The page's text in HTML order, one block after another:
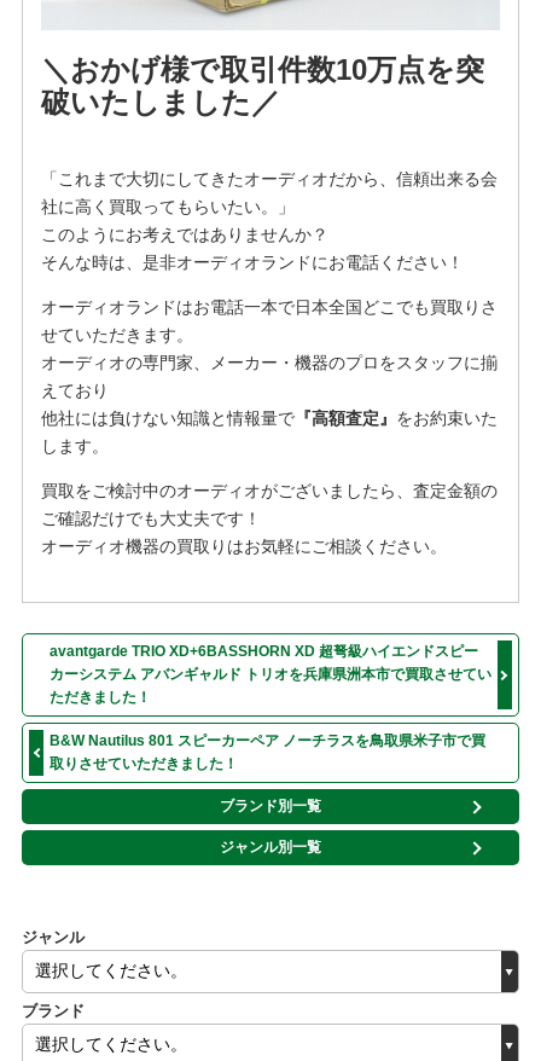
ジャンル
ブランド
＼おかげ様で取引件数10万点を突
破いたしました／
「これまで大切にしてきたオーディオだから、信頼出来る会
社に高く買取ってもらいたい。」
このようにお考えではありませんか？
そんな時は、是非オーディオランドにお電話ください！
オーディオランドはお電話一本で日本全国どこでも買取りさ
せていただきます。
オーディオの専門家、メーカー・機器のプロをスタッフに揃
えており
他社には負けない知識と情報量で『高額査定』 をお約束いた
します。
買取をご検討中のオーディオがございましたら、査定金額の
ご確認だけでも大丈夫です！
オーディオ機器の買取りはお気軽にご相談ください。
avantgarde TRIO XD+6BASSHORN XD 超弩級ハイエンドスピー
カーシステム アバンギャルド トリオを兵庫県洲本市で買取させてい
ただきました！
B&W Nautilus 801 スピーカーペア ノーチラスを鳥取県米子市で買
取りさせていただきました！
ブランド別一覧
ジャンル別一覧